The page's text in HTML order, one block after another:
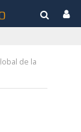
de la